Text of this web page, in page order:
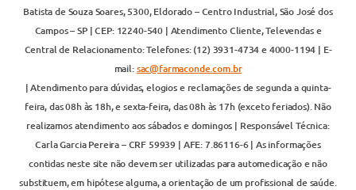
Batista de Souza Soares, 5300, Eldorado – Centro Industrial, São José dos
Campos – SP | CEP: 12240-540 | Atendimento Cliente, Televendas e
Central de Relacionamento: Telefones: (12) 3931-4734 e 4000-1194 | E-
mail:sac@farmaconde.com.br
| Atendimento para dúvidas, elogios e reclamações de segunda a quinta-
feira, das 08h às 18h, e sexta-feira, das 08h às 17h (exceto feriados). Não
realizamos atendimento aos sábados e domingos | Responsável Técnica:
Carla Garcia Pereira – CRF 59939 | AFE: 7.86116-6 | As informações
contidas neste site não devem ser utilizadas para automedicação e não
substituem, em hipótese alguma, a orientação de um profissional de saúde.